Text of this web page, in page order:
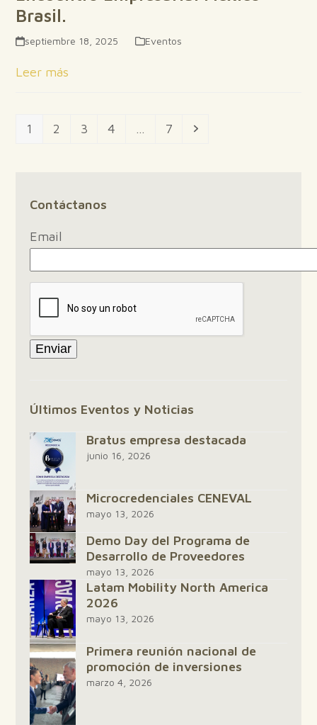
Brasil.
septiembre 18, 2025 Eventos
Leer más
Page
1 Page
2 Page
3 Page
4 … Page
7 Siguiente
Contáctanos
Email
Últimos Eventos y Noticias
Bratus empresa destacada
junio 16, 2026
Microcredenciales CENEVAL
mayo 13, 2026
Demo Day del Programa de
Desarrollo de Proveedores
mayo 13, 2026
Latam Mobility North America
2026
mayo 13, 2026
Primera reunión nacional de
promoción de inversiones
marzo 4, 2026